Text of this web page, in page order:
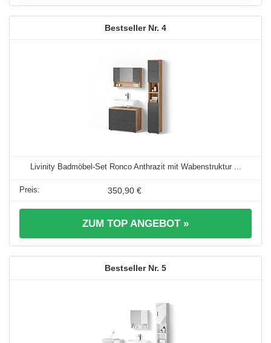
4
Livinity Badmöbel-Set Ronco Anthrazit mit Wabenstruktur ...
350,90 €
ZUM TOP ANGEBOT »
5